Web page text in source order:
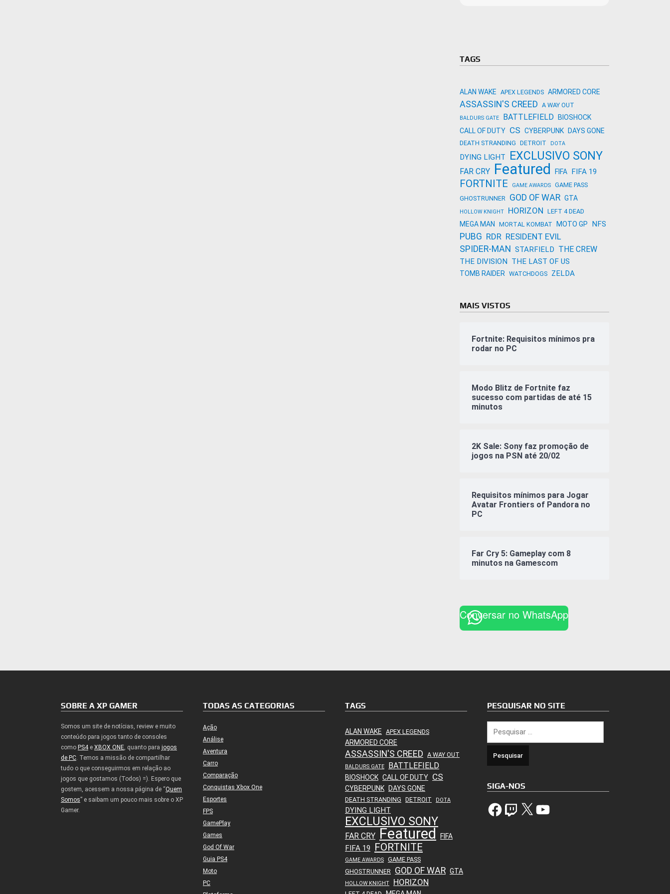
TAGS
ALAN WAKE APEX LEGENDS ARMORED CORE
ASSASSIN'S CREED A WAY OUT
BALDURS GATE BATTLEFIELD
BIOSHOCK
CALL OF DUTY CS CYBERPUNK DAYS GONE
DEATH STRANDING DETROIT DOTA
DYING LIGHT EXCLUSIVO SONY
FAR CRY Featured FIFA FIFA 19
FORTNITE GAME AWARDS
GAME PASS
GHOSTRUNNER GOD OF WAR GTA
HOLLOW KNIGHT HORIZON LEFT 4 DEAD
MEGA MAN MORTAL KOMBAT MOTO GP NFS
PUBG RDR RESIDENT EVIL
SPIDER-MAN STARFIELD THE CREW
THE DIVISION THE LAST OF US
TOMB RAIDER WATCHDOGS ZELDA
MAIS VISTOS
Fortnite: Requisitos mínimos pra
rodar no PC
Modo Blitz de Fortnite faz
sucesso com partidas de até 15
minutos
2K Sale: Sony faz promoção de
jogos na PSN até 20/02
Requisitos mínimos para Jogar
Avatar Frontiers of Pandora no
PC
Far Cry 5: Gameplay com 8
minutos na Gamescom
Conversar no WhatsApp
SOBRE A XP GAMER
Somos um site de notícias, review e muito
conteúdo para jogos tanto de consoles
como PS4e XBOX ONE, quanto para jogos
de PC. Temos a missão de compartilhar
tudo o que conseguirmos em relação ao
jogos que gostamos (Todos) =). Espero que
gostem, acessem a nossa página de “Quem
Somos” e saibam um pouco mais sobre o XP
Gamer.
TODAS AS CATEGORIAS
Ação
Análise
Aventura
Carro
Comparação
Conquistas Xbox One
Esportes
FPS
GamePlay
Games
God Of War
Guia PS4
Moto
PC
TAGS
ALAN WAKE APEX LEGENDS
ARMORED CORE
ASSASSIN'S CREED A WAY OUT
BALDURS GATE BATTLEFIELD
BIOSHOCK CALL OF DUTY CS
CYBERPUNK DAYS GONE
DEATH STRANDING DETROIT DOTA
DYING LIGHT
EXCLUSIVO SONY
FAR CRY Featured FIFA
FIFA 19 FORTNITE
GAME AWARDS
GAME PASS
GHOSTRUNNER GOD OF WAR GTA
HOLLOW KNIGHT HORIZON
PESQUISAR NO SITE
por:
SIGA-NOS
FacebookTwitch X YouTube